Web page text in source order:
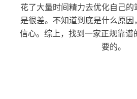
花了大量时间精力去优化自己
是很差。不知道到底是什么原
信心。综上，找到一家正规靠
要的。